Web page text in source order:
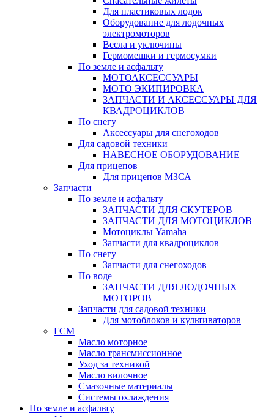
Для пластиковых лодок
Оборудование для лодочных
электромоторов
Весла и уключины
Гермомешки и гермосумки
По земле и асфальту
МОТОАКСЕССУАРЫ
МОТО ЭКИПИРОВКА
ЗАПЧАСТИ И АКСЕССУАРЫ ДЛЯ
КВАДРОЦИКЛОВ
По снегу
Аксессуары для снегоходов
Для садовой техники
НАВЕСНОЕ ОБОРУДОВАНИЕ
Для прицепов
Для прицепов МЗСА
Запчасти
По земле и асфальту
ЗАПЧАСТИ ДЛЯ СКУТЕРОВ
ЗАПЧАСТИ ДЛЯ МОТОЦИКЛОВ
Мотоциклы Yamaha
Запчасти для квадроциклов
По снегу
Запчасти для снегоходов
По воде
ЗАПЧАСТИ ДЛЯ ЛОДОЧНЫХ
МОТОРОВ
Запчасти для садовой техники
Для мотоблоков и культиваторов
ГСМ
Масло моторное
Масло трансмиссионное
Уход за техникой
Масло вилочное
Смазочные материалы
Системы охлаждения
По земле и асфальту